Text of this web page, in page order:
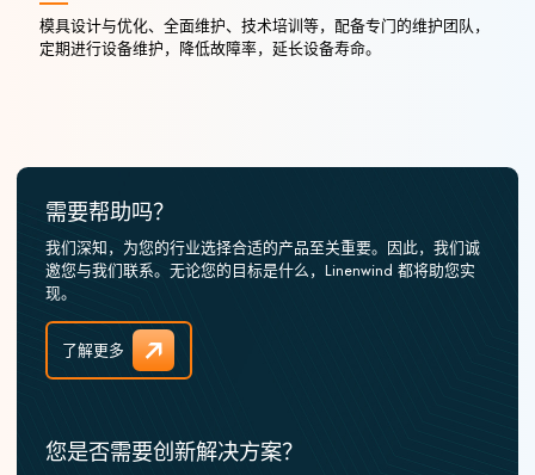
模具设计与优化、全面维护、技术培训等，配备专门的维护团队，
定期进行设备维护，降低故障率，延长设备寿命。
需要帮助吗？
我们深知，为您的行业选择合适的产品至关重要。因此，我们诚
邀您与我们联系。无论您的目标是什么，Linenwind 都将助您实
现。
了解更多
您是否需要创新解决方案？